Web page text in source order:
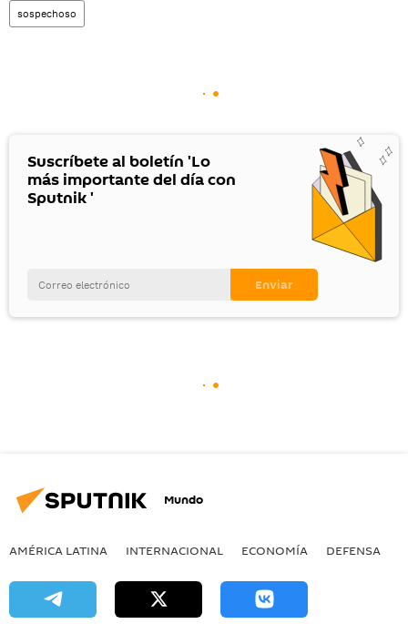
sospechoso
Suscríbete al boletín 'Lo
más importante del día con
Sputnik '
Mundo
AMÉRICA LATINA INTERNACIONAL ECONOMÍA DEFENSA